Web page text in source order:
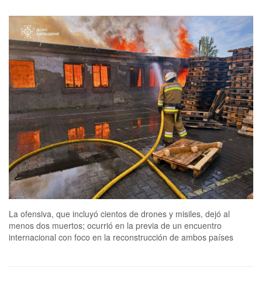
La ofensiva, que incluyó cientos de drones y misiles, dejó al
menos dos muertos; ocurrió en la previa de un encuentro
internacional con foco en la reconstrucción de ambos países